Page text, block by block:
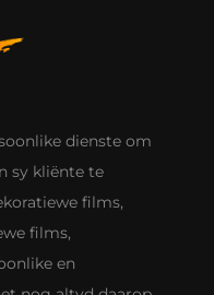
dienste om
sy kliënte te
films,
films,
en